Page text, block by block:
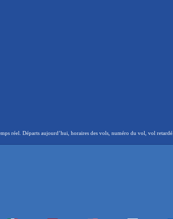
réel. Départs aujourd’hui, horaires des vols, numéro du vol, vol retardé.